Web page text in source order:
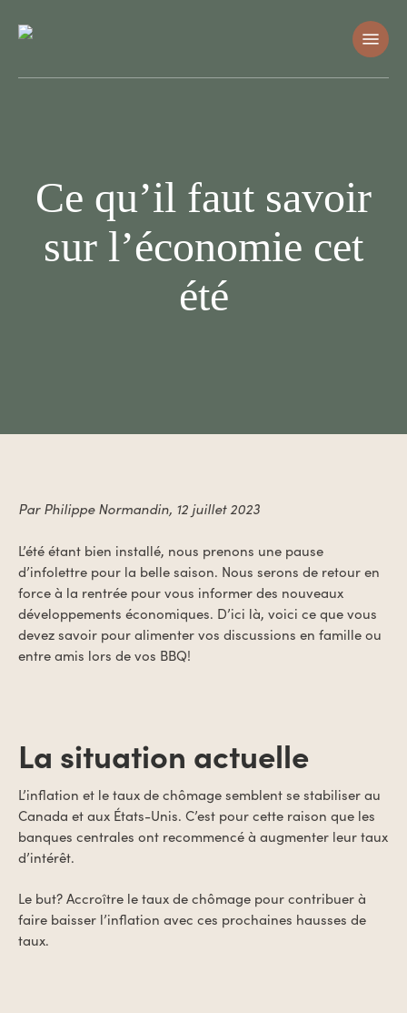
Menu
Ce qu’il faut savoir
sur l’économie cet
été
Par Philippe Normandin, 12 juillet 2023
L’été étant bien installé, nous prenons une pause
d’infolettre pour la belle saison. Nous serons de retour en
force à la rentrée pour vous informer des nouveaux
développements économiques. D’ici là, voici ce que vous
devez savoir pour alimenter vos discussions en famille ou
entre amis lors de vos BBQ!
La situation actuelle
L’inflation et le taux de chômage semblent se stabiliser au
Canada et aux États-Unis. C’est pour cette raison que les
banques centrales ont recommencé à augmenter leur taux
d’intérêt.
Le but? Accroître le taux de chômage pour contribuer à
faire baisser l’inflation avec ces prochaines hausses de
taux.